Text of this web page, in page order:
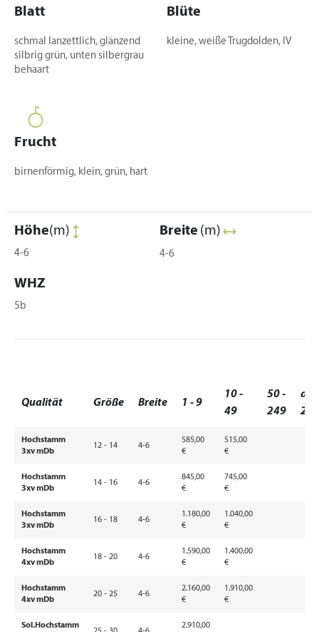
Blatt
schmal lanzettlich, glänzend
silbrig grün, unten silbergrau
behaart
Blüte
kleine, weiße Trugdolden, IV
Frucht
birnenförmig, klein, grün, hart
Höhe(m)
4-6
Breite (m)
4-6
WHZ
5b
Qualität Größe Breite 1 - 9
10 -
49
50 -
249
ab
250
Hochstamm
3xv mDb
12 - 14 4-6
585,00
€
515,00
€
Hochstamm
3xv mDb
14 - 16 4-6
845,00
€
745,00
€
Hochstamm
3xv mDb
16 - 18 4-6
1.180,00
€
1.040,00
€
Hochstamm
4xv mDb
18 - 20 4-6
1.590,00
€
1.400,00
€
Hochstamm
4xv mDb
20 - 25 4-6
2.160,00
€
1.910,00
€
Sol.Hochstamm
25 - 30 4-6
2.910,00